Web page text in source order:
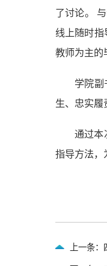
了讨论。
线上随时指
教师为主的
学院副
生、忠实履
通过本
指导方法，
上一条